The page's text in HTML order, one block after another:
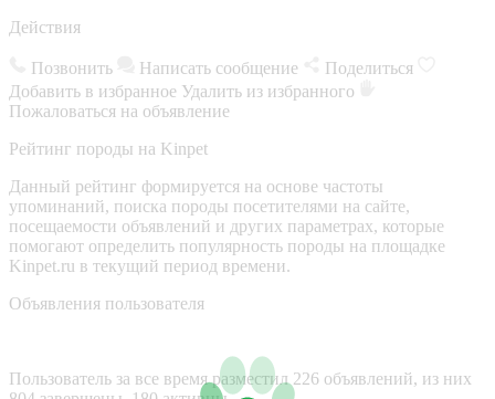
Действия
Позвонить Написать сообщение
Поделиться
Добавить в избранное Удалить из избранного
Пожаловаться на объявление
Рейтинг породы на Kinpet
Данный рейтинг формируется на основе частоты
упоминаний, поиска породы посетителями на сайте,
посещаемости объявлений и других параметрах, которые
помогают определить популярность породы на площадке
Kinpet.ru в текущий период времени.
Объявления пользователя
Пользователь за все время разместил 226 объявлений, из них